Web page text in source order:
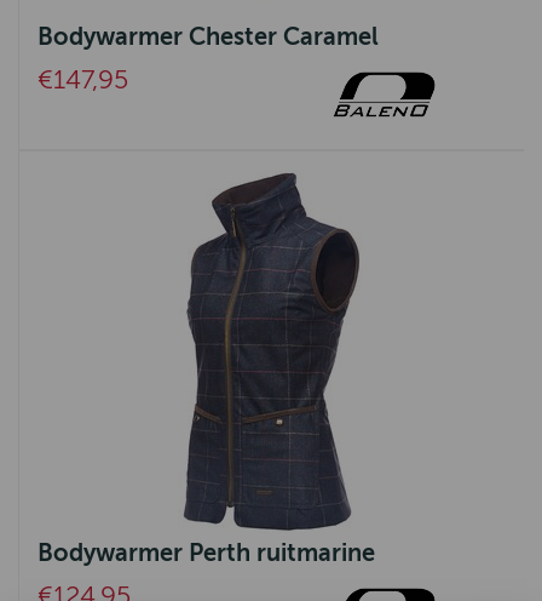
Bodywarmer Chester Caramel
€147,95
Bodywarmer Perth ruitmarine